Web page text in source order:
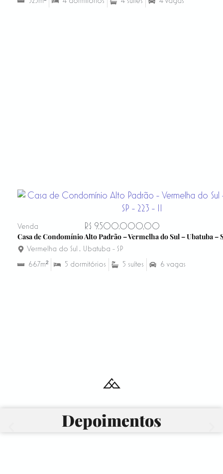
Venda
R$ 9.500.000,00
Casa de Condomínio Alto Padrão – Vermelha do Sul – Ubatuba –
Vermelha do Sul , Ubatuba - SP
667m²
5 dormitórios 5 suítes 6 vagas
Depoimentos